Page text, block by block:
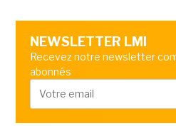
NEWSLETTER LMI
Recevez notre newsletter
abonnés